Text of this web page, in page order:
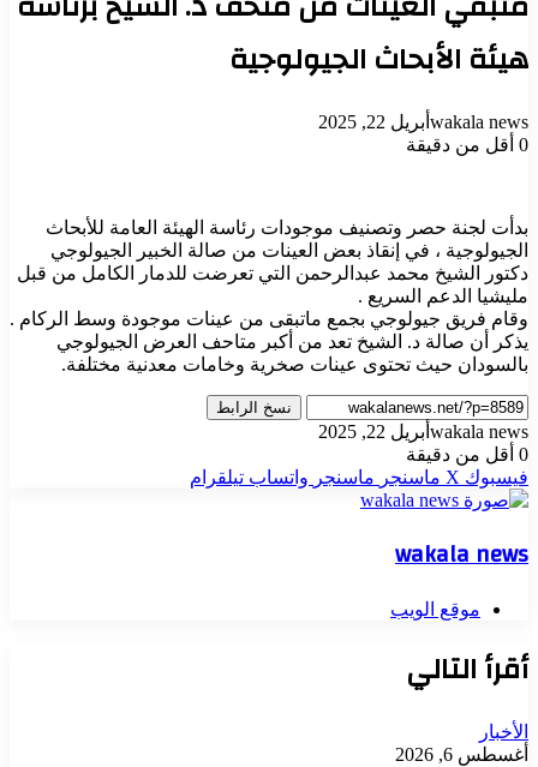
هيئة الأبحاث الجيولوجية
wakala news أبريل 22, 2025
0 أقل من دقيقة
بدأت لجنة حصر وتصنيف موجودات رئاسة الهيئة العامة للأبحاث
الجيولوجية ، في إنقاذ بعض العينات من صالة الخبير الجيولوجي
دكتور الشيخ محمد عبدالرحمن التي تعرضت للدمار الكامل من قبل
مليشيا الدعم السريع .
وقام فريق جيولوجي بجمع ماتبقى من عينات موجودة وسط الركام .
يذكر أن صالة د. الشيخ تعد من أكبر متاحف العرض الجيولوجي
بالسودان حيث تحتوى عينات صخرية وخامات معدنية مختلفة.
نسخ الرابط
wakala news أبريل 22, 2025
0 أقل من دقيقة
فيسبوك ‫X ماسنجر ماسنجر واتساب تيلقرام
wakala news
موقع الويب
أقرأ التالي
الأخبار
أغسطس 6, 2026